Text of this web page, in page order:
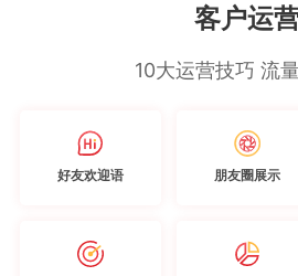
客户运
10大运营技巧 流
好友欢迎语 朋友圈展示